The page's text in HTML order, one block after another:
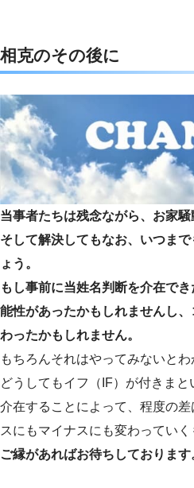
相克のその後に
当事者たちは残念ながら、お家騒
そして解決してもなお、いつま
ょう。
もし事前に当姓名判断を介在で
能性があったかもしれませんし
わったかもしれません。
もちろんそれはやってみないとわ
どうしてもイフ（IF）が付きま
介在することによって、程度の
スにもマイナスにも変わっていく
ご縁があればお待ちしております